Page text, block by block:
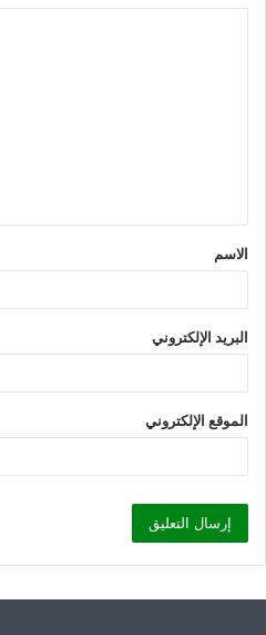
ق
*
الاسم
البريد الإلكتروني
الموقع الإلكتروني